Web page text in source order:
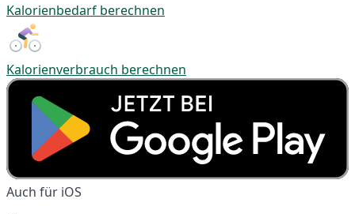
Kalorienbedarf berechnen
Kalorienverbrauch berechnen
Auch für iOS